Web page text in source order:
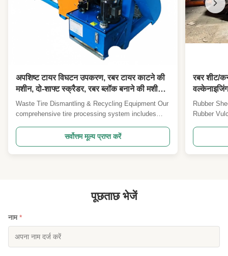
अपशिष्ट टायर विघटन उपकरण, रबर टायर काटने की
मशीन, दो-शाफ्ट स्क्रैडर, रबर ब्लॉक बनाने की मशीन
उपकरण
Waste Tire Dismantling & Recycling Equipment Our
comprehensive tire processing system includes
and rubber block making equipment designed for
efficient waste tire recycling and material recovery.
Tire Cutting Machine Overview A specialized ...
सर्वोत्तम मूल्य प्राप्त करें
रबर शीट/
Rubber
Rubber
belts,
steel wire
पूछताछ भेजें
नाम*